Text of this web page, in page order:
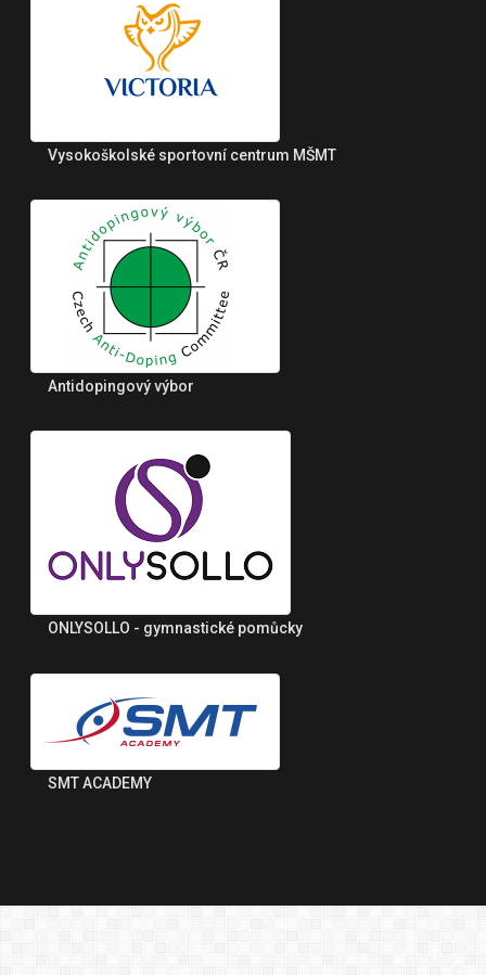
Vysokoškolské sportovní centrum MŠMT
Antidopingový výbor
ONLYSOLLO - gymnastické pomůcky
SMT ACADEMY